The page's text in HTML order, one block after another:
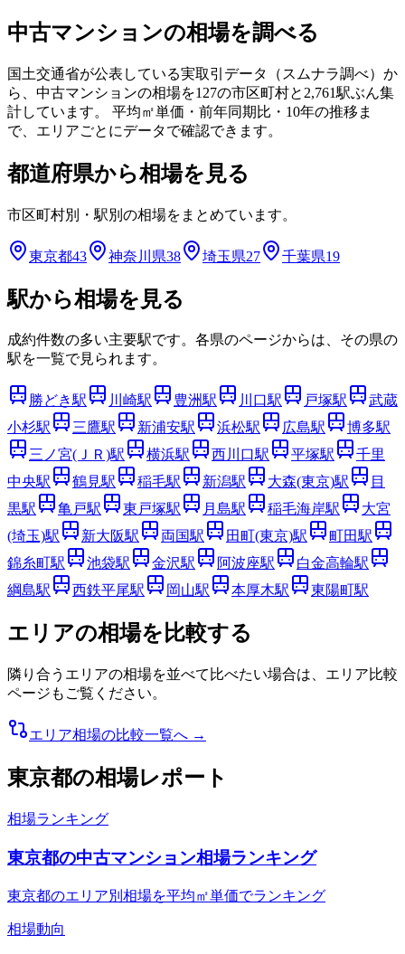
中古マンションの相場を調べる
国土交通省が公表している実取引データ（スムナラ調べ）か
ら、中古マンションの相場を127の市区町村と 2,761駅ぶん集
計しています。 平均㎡単価・前年同期比・10年の推移ま
で、エリアごとにデータで確認できます。
都道府県から相場を見る
市区町村別・駅別の相場をまとめています。
東京都43 神奈川県38 埼玉県27 千葉県19
駅から相場を見る
成約件数の多い主要駅です。各県のページからは、その県の
駅を一覧で見られます。
勝どき駅 川崎駅 豊洲駅 川口駅 戸塚駅
武蔵
小杉駅 三鷹駅 新浦安駅 浜松駅 広島駅 博多駅
三ノ宮(ＪＲ)駅 横浜駅 西川口駅 平塚駅
千里
中央駅 鶴見駅 稲毛駅 新潟駅 大森(東京)駅
目
黒駅 亀戸駅 東戸塚駅 月島駅 稲毛海岸駅
大宮
(埼玉)駅 新大阪駅 両国駅 田町(東京)駅 町田駅
錦糸町駅 池袋駅 金沢駅 阿波座駅 白金高輪駅
綱島駅 西鉄平尾駅 岡山駅 本厚木駅 東陽町駅
エリアの相場を比較する
隣り合うエリアの相場を並べて比べたい場合は、エリア比較
ページもご覧ください。
エリア相場の比較一覧へ →
東京都の相場レポート
相場ランキング
東京都の中古マンション相場ランキング
東京都のエリア別相場を平均㎡単価でランキング
相場動向